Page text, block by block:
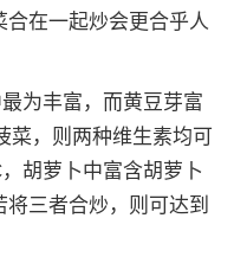
在一起炒会更合乎人
为丰富，而黄豆芽富
菜，则两种维生素均可
胡萝卜中富含胡萝卜
三者合炒，则可达到